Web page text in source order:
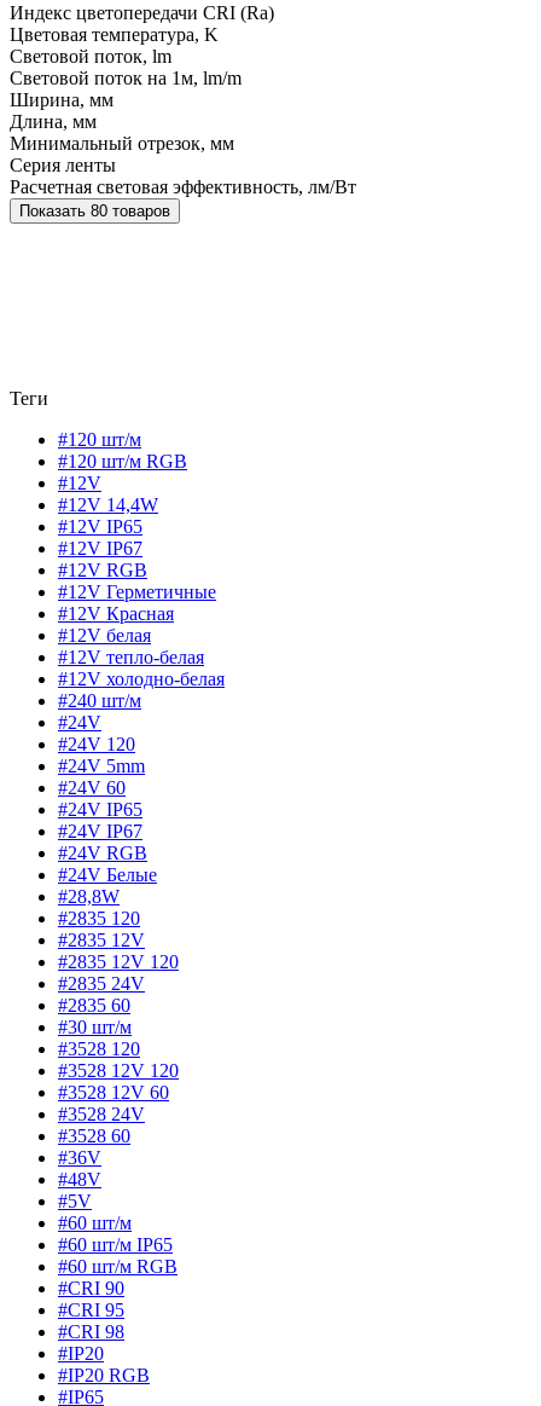
Индекс цветопередачи CRI (Ra)
Цветовая температура, K
Световой поток, lm
Световой поток на 1м, lm/m
Ширина, мм
Длина, мм
Минимальный отрезок, мм
Серия ленты
Расчетная световая эффективность, лм/Вт
Показать 80 товаров
Теги
#120 шт/м
#120 шт/м RGB
#12V
#12V 14,4W
#12V IP65
#12V IP67
#12V RGB
#12V Герметичные
#12V Красная
#12V белая
#12V тепло-белая
#12V холодно-белая
#240 шт/м
#24V
#24V 120
#24V 5mm
#24V 60
#24V IP65
#24V IP67
#24V RGB
#24V Белые
#28,8W
#2835 120
#2835 12V
#2835 12V 120
#2835 24V
#2835 60
#30 шт/м
#3528 120
#3528 12V 120
#3528 12V 60
#3528 24V
#3528 60
#36V
#48V
#5V
#60 шт/м
#60 шт/м IP65
#60 шт/м RGB
#CRI 90
#CRI 95
#CRI 98
#IP20
#IP20 RGB
#IP65